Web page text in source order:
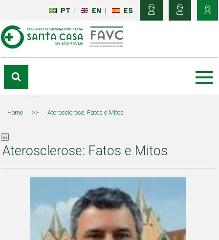
PT EN ES
Home >> Aterosclerose: Fatos e Mitos
Aterosclerose: Fatos e Mitos